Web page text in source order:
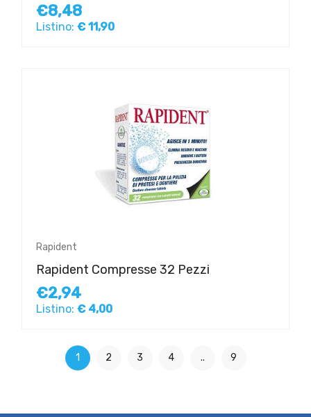
€8,48
Listino: € 11,90
Rapident
Rapident Compresse 32 Pezzi
€2,94
Listino: € 4,00
1 2 3 4 .. 9